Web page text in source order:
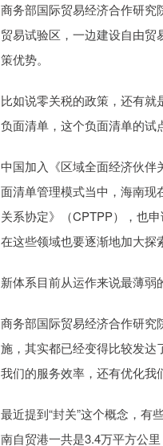
商务部国际贸易经济合作研究
贸易试验区，一边建设自由
策优势。
比如说零关税的政策，还有
负面清单，这个负面清单的试
中国加入《区域全面经济伙伴
面清单管理模式当中，海南
关系协定》（CPTPP），也
在这些领域也要逐渐地加大探
新体系目前从运作来说最薄弱
商务部国际贸易经济合作研
施，其实都已经变得比较发
我们的服务效率，还有优化我
最近提到“封关”这个概念，有
南自贸港一共是3.4万平方公